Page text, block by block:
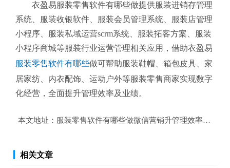
衣盈易服装零售软件有哪些做提供服装进销存管理
系统、服装收银软件、服装会员管理系统、服装店管理
小程序、服装私域运营scrm系统、服装拓客方案、服装
小程序商城等服装行业运营管理相关应用，借助衣盈易
服装零售软件有哪些做可帮助服装鞋帽、箱包皮具、家
居家纺、内衣配饰、运动户外等服装零售商家实现数字
化经营，全面提升管理效率及业绩。
本文地址： 服装零售软件有哪些做微信营销升管理效率及业绩
相关文章